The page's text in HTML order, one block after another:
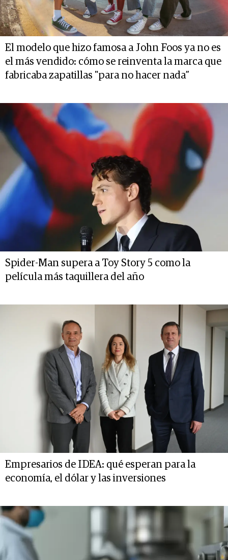
El modelo que hizo famosa a John Foos ya no es
el más vendido: cómo se reinventa la marca que
fabricaba zapatillas "para no hacer nada”
Spider-Man supera a Toy Story 5 como la
película más taquillera del año
Empresarios de IDEA: qué esperan para la
economía, el dólar y las inversiones